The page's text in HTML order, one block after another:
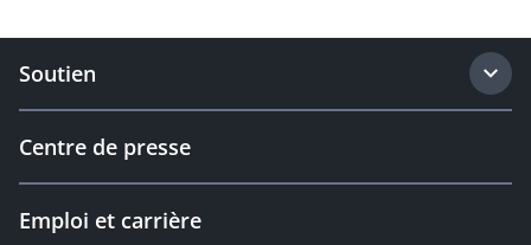
Soutien
Centre de presse
Emploi et carrière